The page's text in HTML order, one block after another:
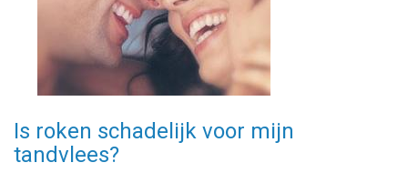
Is roken schadelijk voor mijn
tandvlees?